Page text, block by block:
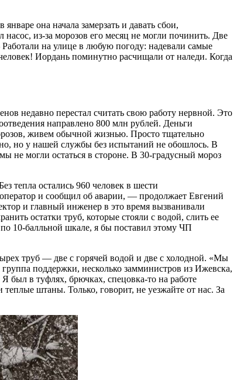
она начала замерзать и давать сбои,
из-за морозов его месяц не могли починить. Две
на улице в любую погоду: надевали самые
Иордань поминутно расчищали от наледи. Когда
недавно перестал считать свою работу нервной. Это
направлено 800 млн рублей. Деньги
живем обычной жизнью. Просто тщательно
но у нашей службы без испытаний не обошлось. В
не могли остаться в стороне. В 30-градусный мороз
тепла остались 960 человек в шести
и сообщил об аварии, — продолжает Евгений
и главный инженер в это время вызванивали
остатки труб, которые стояли с водой, слить ее
10-балльной шкале, я бы поставил этому ЧП
труб — две с горячей водой и две с холодной. «Мы
поддержки, несколько замминистров из Ижевска,
был в туфлях, брючках, спецовка-то на работе
штаны. Только, говорит, не уезжайте от нас. За